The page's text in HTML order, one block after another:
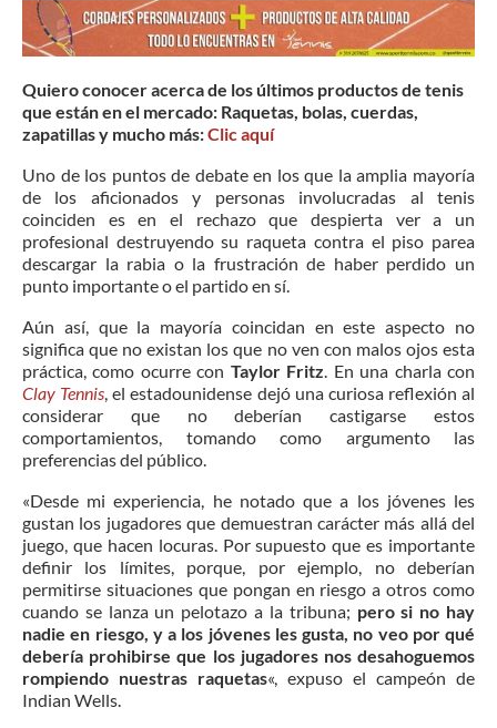
Quiero conocer acerca de los últimos productos de tenis
que están en el mercado: Raquetas, bolas, cuerdas,
zapatillas y mucho más:Clic aquí
Uno de los puntos de debate en los que la amplia mayoría
de los aficionados y personas involucradas al tenis
coinciden es en el rechazo que despierta ver a un
profesional destruyendo su raqueta contra el piso parea
descargar la rabia o la frustración de haber perdido un
punto importante o el partido en sí.
Aún así, que la mayoría coincidan en este aspecto no
significa que no existan los que no ven con malos ojos esta
práctica, como ocurre con Taylor Fritz . En una charla con
Clay Tennis , el estadounidense dejó una curiosa reflexión al
considerar que no deberían castigarse estos
comportamientos, tomando como argumento las
preferencias del público.
«Desde mi experiencia, he notado que a los jóvenes les
gustan los jugadores que demuestran carácter más allá del
juego, que hacen locuras. Por supuesto que es importante
definir los límites, porque, por ejemplo, no deberían
permitirse situaciones que pongan en riesgo a otros como
cuando se lanza un pelotazo a la tribuna; pero si no hay
nadie en riesgo, y a los jóvenes les gusta, no veo por qué
debería prohibirse que los jugadores nos desahoguemos
rompiendo nuestras raquetas«, expuso el campeón de
Indian Wells.